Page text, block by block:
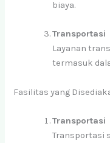
biaya.
Transportasi
Layanan
termasuk
Fasilitas yang
Transportasi
Transportasi